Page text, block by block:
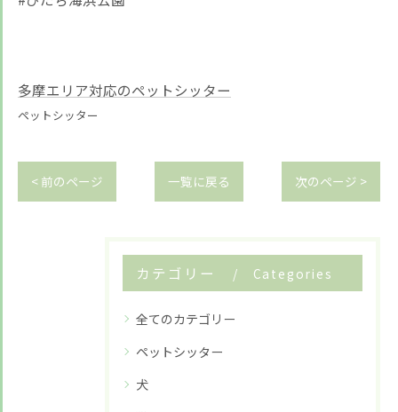
多摩エリア対応のペットシッター
ペットシッター
< 前のページ 一覧に戻る 次のページ >
カテゴリー Categories
全てのカテゴリー
ペットシッター
犬
お悩みですか？ LINEでお気軽に質問してください！